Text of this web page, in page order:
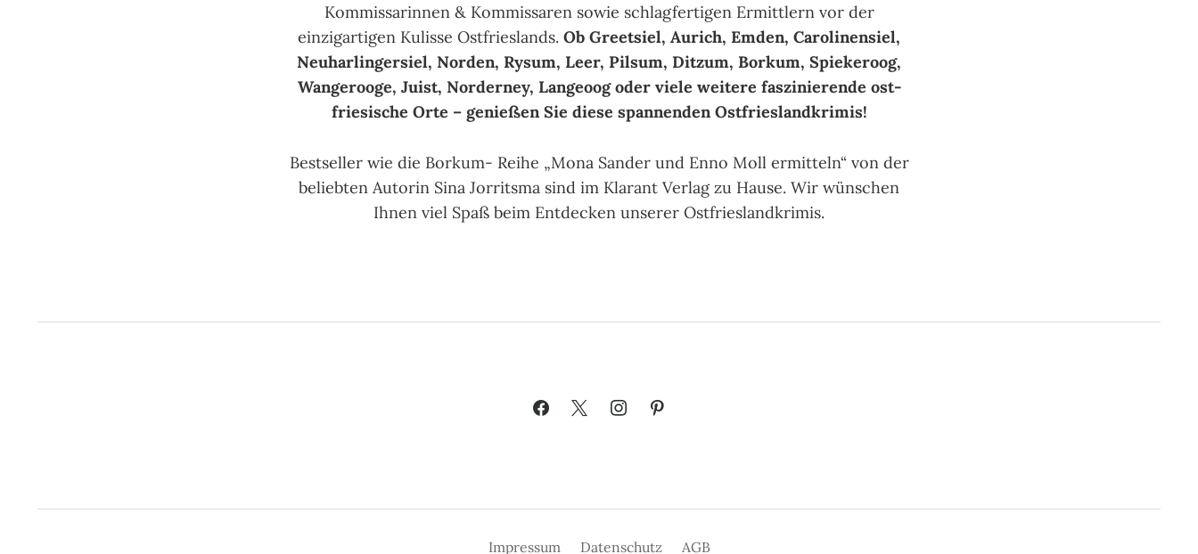
Kommissarinnen & Kommissaren sowie schlag­fertigen Ermittlern vor der
einzigartigen Kulisse Ostfrieslands. Ob Greetsiel, Aurich, Emden, Carolinensiel,
Neuharlingersiel, Norden, Rysum, Leer, Pilsum, Ditzum, Borkum, Spiekeroog,
Wangerooge, Juist, Norderney, Langeoog oder viele weitere faszinierende ost­
friesische Orte – genießen Sie diese span­nenden Ostfrieslandkrimis!
Bestseller wie die Borkum- Reihe „Mona Sander und Enno Moll ermitteln“ von der
beliebten Autorin Sina Jorritsma sind im Klarant Verlag zu Hause. Wir wün­schen
Ihnen viel Spaß beim Entdecken unserer Ostfrieslandkrimis.
Impressum Datenschutz AGB